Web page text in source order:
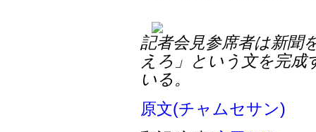
記者会見参席者は新聞
えろ」という文を完
いる。
原文(チャムセサン)